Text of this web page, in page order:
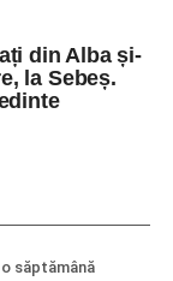
Camp
din Alba și-
la Sebeș.
săptămână